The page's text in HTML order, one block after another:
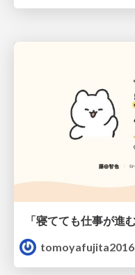
tomoyafujita2016